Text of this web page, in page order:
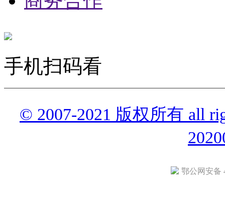
手机扫码看
© 2007-2021 版权所有 all
鄂公网安备